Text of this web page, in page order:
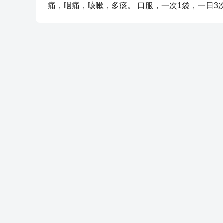
痛，咽痛，咳嗽，多痰。 口服，一次1袋，一日3